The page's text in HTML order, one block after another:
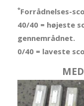
*Forrådnelses-
40/40 = højeste
gennemrådnet.
0/40 = laveste
MED